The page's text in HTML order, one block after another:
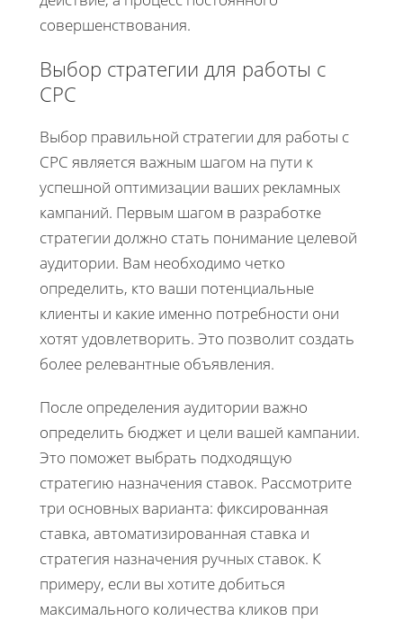
совершенствования.
Выбор стратегии для работы с
CPC
Выбор правильной стратегии для работы с
CPC является важным шагом на пути к
успешной оптимизации ваших рекламных
кампаний. Первым шагом в разработке
стратегии должно стать понимание целевой
аудитории. Вам необходимо четко
определить, кто ваши потенциальные
клиенты и какие именно потребности они
хотят удовлетворить. Это позволит создать
более релевантные объявления.
После определения аудитории важно
определить бюджет и цели вашей кампании.
Это поможет выбрать подходящую
стратегию назначения ставок. Рассмотрите
три основных варианта: фиксированная
ставка, автоматизированная ставка и
стратегия назначения ручных ставок. К
примеру, если вы хотите добиться
максимального количества кликов при